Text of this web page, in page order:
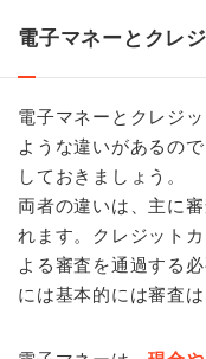
電子マネーとクレ
電子マネーとクレジ
ような違いがあるの
しておきましょう。
両者の違いは、主に
れます。クレジット
よる審査を通過する
には基本的には審査